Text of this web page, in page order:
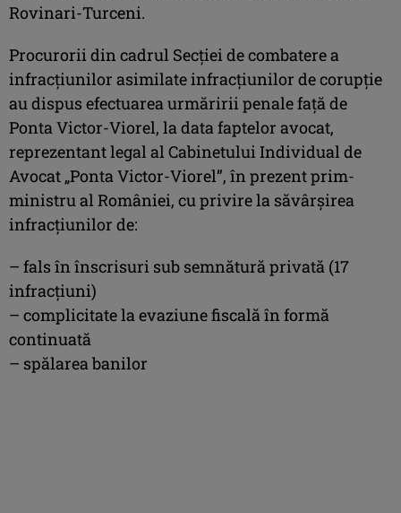
Rovinari-Turceni.
Procurorii din cadrul Secției de combatere a
infracțiunilor asimilate infracțiunilor de corupție
au dispus efectuarea urmăririi penale față de
Ponta Victor-Viorel, la data faptelor avocat,
reprezentant legal al Cabinetului Individual de
Avocat „Ponta Victor-Viorel”, în prezent prim-
ministru al României, cu privire la săvârșirea
infracțiunilor de:
– fals în înscrisuri sub semnătură privată (17
infracțiuni)
– complicitate la evaziune fiscală în formă
continuată
– spălarea banilor